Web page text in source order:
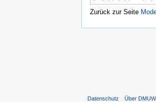
Zurück zur Seite
Datenschutz Über